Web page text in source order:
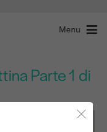
Menu
Parte 1 di